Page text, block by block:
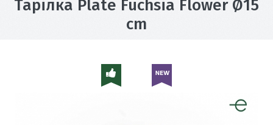
Тарілка Plate Fuchsia Flower Ø15
cm